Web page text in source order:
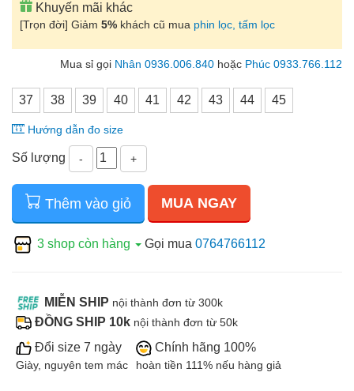
Khuyến mãi khác
[Trọn đời] Giảm 5% khách cũ mua phin lọc, tấm lọc
Mua sỉ gọi Nhân 0936.006.840 hoặc Phúc 0933.766.112
37 38 39 40 41 42 43 44 45
Hướng dẫn đo size
Số lượng - +
Thêm vào giỏ MUA NGAY
3 shop còn hàng Gọi mua 0764766112
MIỄN SHIP nội thành đơn từ 300k
ĐỒNG SHIP 10k nội thành đơn từ 50k
Đổi size 7 ngày
Giày, nguyên tem mác
Chính hãng 100%
hoàn tiền 111% nếu hàng giả